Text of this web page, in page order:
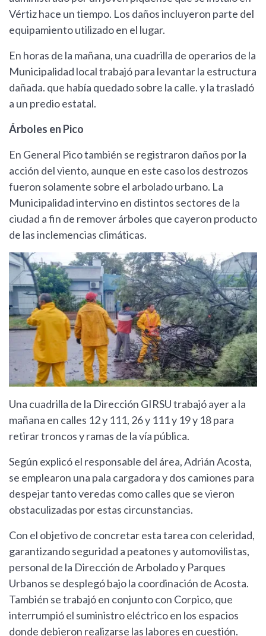
Vértiz hace un tiempo. Los daños incluyeron parte del
equipamiento utilizado en el lugar.
En horas de la mañana, una cuadrilla de operarios de la
Municipalidad local trabajó para levantar la estructura
dañada. que había quedado sobre la calle. y la trasladó
a un predio estatal.
Árboles en Pico
En General Pico también se registraron daños por la
acción del viento, aunque en este caso los destrozos
fueron solamente sobre el arbolado urbano. La
Municipalidad intervino en distintos sectores de la
ciudad a fin de remover árboles que cayeron producto
de las inclemencias climáticas.
Una cuadrilla de la Dirección GIRSU trabajó ayer a la
mañana en calles 12 y 111, 26 y 111 y 19 y 18 para
retirar troncos y ramas de la vía pública.
Según explicó el responsable del área, Adrián Acosta,
se emplearon una pala cargadora y dos camiones para
despejar tanto veredas como calles que se vieron
obstaculizadas por estas circunstancias.
Con el objetivo de concretar esta tarea con celeridad,
garantizando seguridad a peatones y automovilistas,
personal de la Dirección de Arbolado y Parques
Urbanos se desplegó bajo la coordinación de Acosta.
También se trabajó en conjunto con Corpico, que
interrumpió el suministro eléctrico en los espacios
donde debieron realizarse las labores en cuestión.